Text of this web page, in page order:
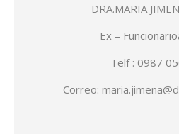
DRA.MARIA
Ex –
Telf : 0987
Correo: